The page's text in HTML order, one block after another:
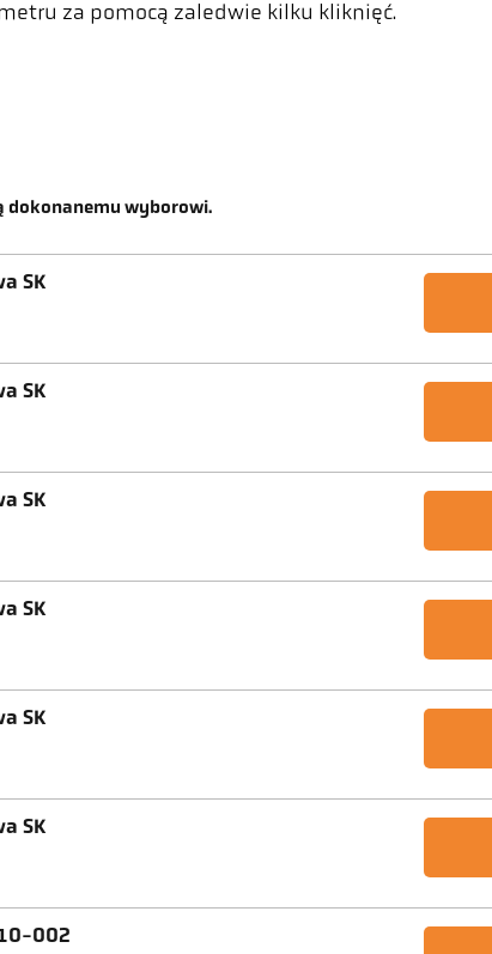
za pomocą zaledwie kilku kliknięć.
wyborowi.
SK
SK
SK
SK
SK
SK
002